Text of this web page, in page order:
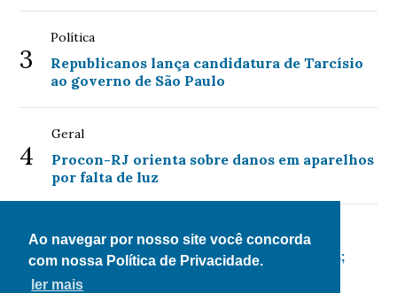
Ao navegar por nosso site você concorda
com nossa Política de Privacidade.
ler mais
3
Política
Republicanos lança candidatura de Tarcísio
ao governo de São Paulo
4
Geral
Procon-RJ orienta sobre danos em aparelhos
por falta de luz
5
Mega-Sena acumula para R$ 135 milhões;